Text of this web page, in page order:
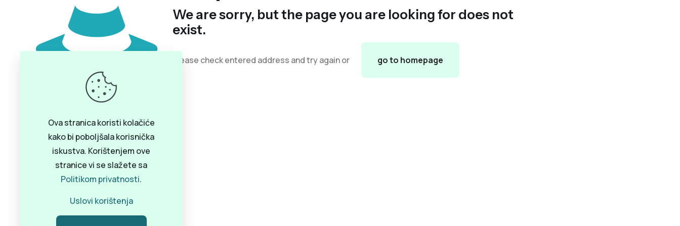
We are sorry, but the page you are looking for does not
exist.
Please check entered address and try again or go to homepage
Ova stranica koristi kolačiće
kako bi poboljšala korisnička
iskustva. Korištenjem ove
stranice vi se slažete sa
Politikom privatnosti.
Uslovi korištenja